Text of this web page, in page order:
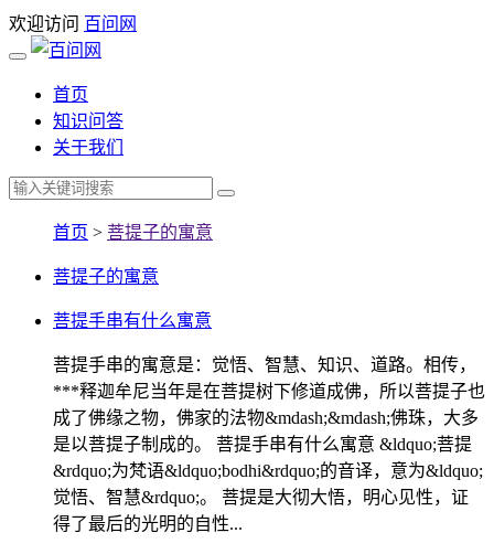
欢迎访问 百问网
首页
知识问答
关于我们
首页 > 菩提子的寓意
菩提子的寓意
菩提手串有什么寓意
菩提手串的寓意是：觉悟、智慧、知识、道路。相传，
***释迦牟尼当年是在菩提树下修道成佛，所以菩提子也
成了佛缘之物，佛家的法物&mdash;&mdash;佛珠，大多
是以菩提子制成的。 菩提手串有什么寓意 &ldquo;菩提
&rdquo;为梵语&ldquo;bodhi&rdquo;的音译，意为&ldquo;
觉悟、智慧&rdquo;。 菩提是大彻大悟，明心见性，证
得了最后的光明的自性...